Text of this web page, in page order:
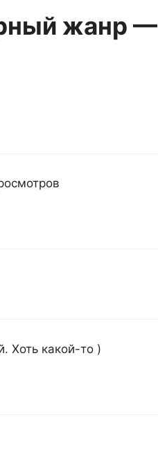
жанр —
Хоть какой-то )